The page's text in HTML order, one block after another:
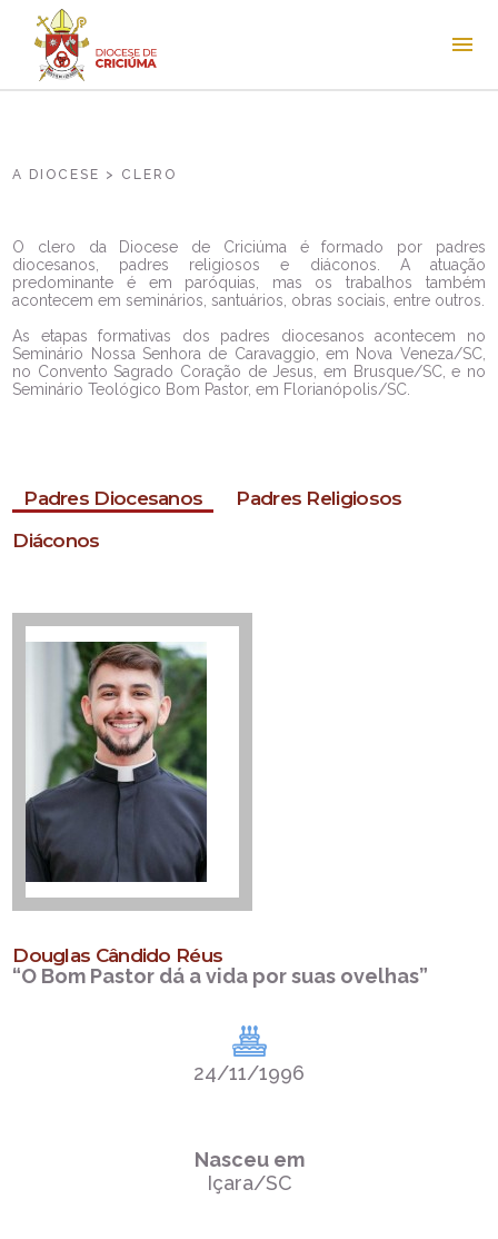
A DIOCESE > CLERO
O clero da Diocese de Criciúma é formado por padres
diocesanos, padres religiosos e diáconos. A atuação
predominante é em paróquias, mas os trabalhos também
acontecem em seminários, santuários, obras sociais, entre outros.
As etapas formativas dos padres diocesanos acontecem no
Seminário Nossa Senhora de Caravaggio, em Nova Veneza/SC,
no Convento Sagrado Coração de Jesus, em Brusque/SC, e no
Seminário Teológico Bom Pastor, em Florianópolis/SC.
Padres Diocesanos
Padres Religiosos
Diáconos
Douglas Cândido Réus
“O Bom Pastor dá a vida por suas ovelhas”
24/11/1996
Nasceu em
Içara/SC